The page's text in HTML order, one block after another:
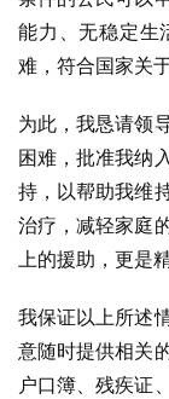
能力、无稳定生
难，符合国家关
为此，我恳请领
困难，批准我纳
持，以帮助我维
治疗，减轻家庭
上的援助，更是
我保证以上所述
意随时提供相关
户口簿、残疾证